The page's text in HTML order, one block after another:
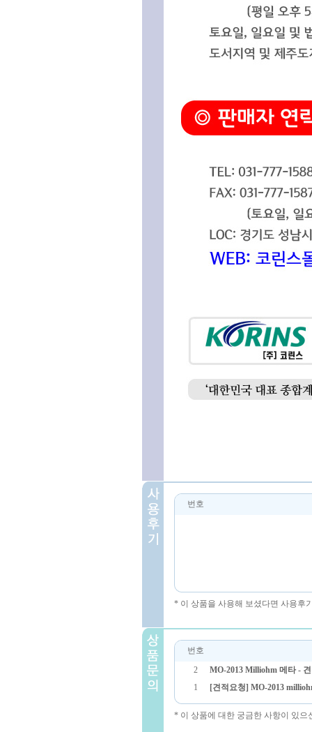
번호
* 이 상품을 사용해 보셨다면 사용후
번호
2
MO-2013 Milliohm 메타 -
1
[견적요청] MO-2013
* 이 상품에 대한 궁금한 사항이 있